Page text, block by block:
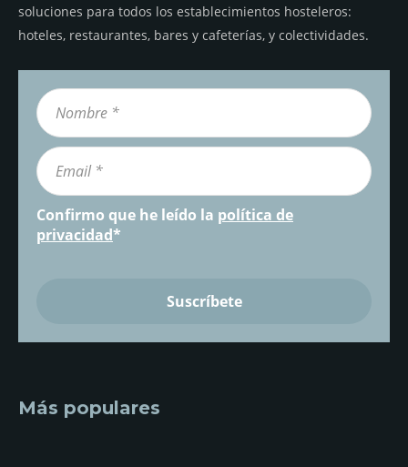
soluciones para todos los establecimientos hosteleros:
hoteles, restaurantes, bares y cafeterías, y colectividades.
Confirmo que he leído la política de
privacidad*
Más populares